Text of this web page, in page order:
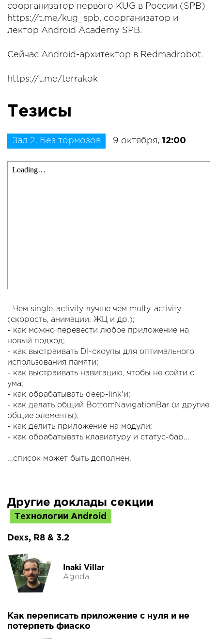
соорганизатор первого KUG в России (SPB)
https://t.me/kug_spb, соорганизатор и
лектор Android Academy SPB.
Сейчас Android-архитектор в Redmadrobot.
https://t.me/terrakok
Тезисы
Зал 2. Без тормозов 9 октября, 12:00
- Чем single-activity лучше чем multy-activity
(скорость, анимации, ЖЦ и др.);
- как можно перевести любое приложение на
новый подход;
- как выстраивать DI-скоупы для оптимального
использования памяти;
- как выстраивать навигацию, чтобы не сойти с
ума;
- как обрабатывать deep-link'и;
- как делать общий BottomNavigationBar (и другие
общие элементы);
- как делить приложение на модули;
- как обрабатывать клавиатуру и статус-бар...
...список может быть дополнен.
Другие доклады секции
Технологии Android
Dexs, R8 & 3.2
Inaki Villar
Agoda
Как переписать приложение с нуля и не
потерпеть фиаско